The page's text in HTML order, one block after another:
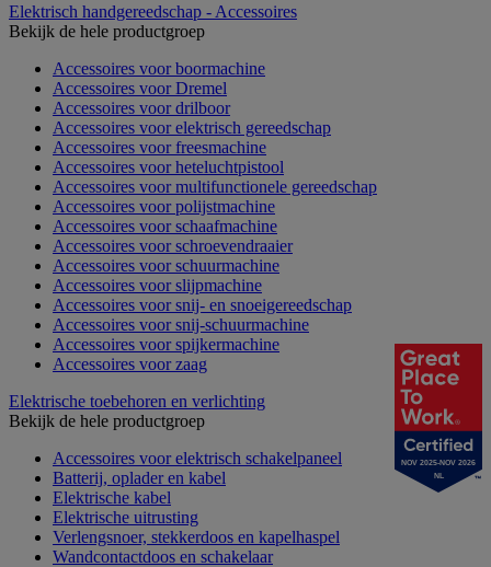
Elektrisch handgereedschap - Accessoires
Bekijk de hele productgroep
Accessoires voor boormachine
Accessoires voor Dremel
Accessoires voor drilboor
Accessoires voor elektrisch gereedschap
Accessoires voor freesmachine
Accessoires voor heteluchtpistool
Accessoires voor multifunctionele gereedschap
Accessoires voor polijstmachine
Accessoires voor schaafmachine
Accessoires voor schroevendraaier
Accessoires voor schuurmachine
Accessoires voor slijpmachine
Accessoires voor snij- en snoeigereedschap
Accessoires voor snij-schuurmachine
Accessoires voor spijkermachine
Accessoires voor zaag
Elektrische toebehoren en verlichting
Bekijk de hele productgroep
Accessoires voor elektrisch schakelpaneel
Batterij, oplader en kabel
Elektrische kabel
Elektrische uitrusting
Verlengsnoer, stekkerdoos en kapelhaspel
Wandcontactdoos en schakelaar
NOV 2025-NOV 2026
NL